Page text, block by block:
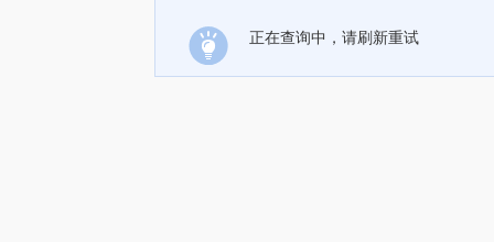
正在查询中，请刷新重试